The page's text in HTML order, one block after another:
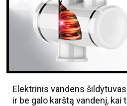
Elektrinis vandens
ir be galo karštą vandenį, kai